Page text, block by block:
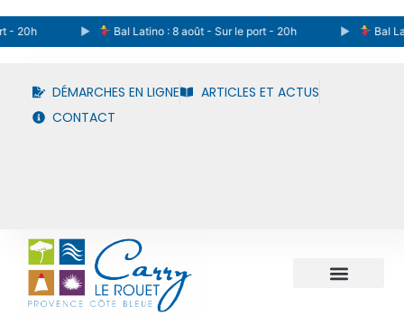
Bal Latino : 8 août - Sur le port - 20h Bal Latino
DÉMARCHES EN LIGNE
ARTICLES ET ACTUS
CONTACT